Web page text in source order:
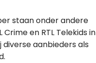
staan onder andere
Crime en RTL Telekids in
aanbieders als